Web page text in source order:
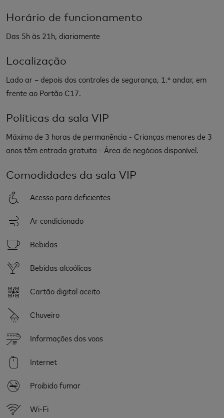
Horário de funcionamento
Das 5h às 21h, diariamente
Localização
Lado ar – depois dos controles de segurança, 1.º andar, em
frente ao Portão C17.
Políticas da sala VIP
Máximo de 3 horas de permanência - Crianças menores de 3
anos têm entrada gratuita - Área de negócios disponível.
Comodidades da sala VIP
Acesso para deficientes
Ar condicionado
Bebidas
Bebidas alcoólicas
Cartão digital aceito
Chuveiro
Informações dos voos
Internet
Proibido fumar
Wi-Fi